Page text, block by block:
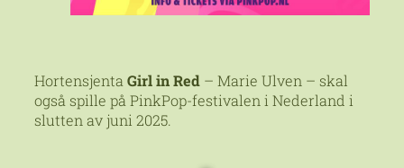
Hortensjenta Girl in Red – Marie Ulven – skal
også spille på PinkPop-festivalen i Nederland i
slutten av juni 2025.